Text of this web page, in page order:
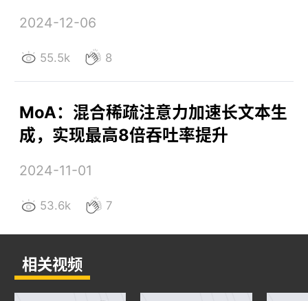
2024-12-06
55.5k 8
MoA：混合稀疏注意力加速长文本生
成，实现最高8倍吞吐率提升
2024-11-01
53.6k 7
相关视频